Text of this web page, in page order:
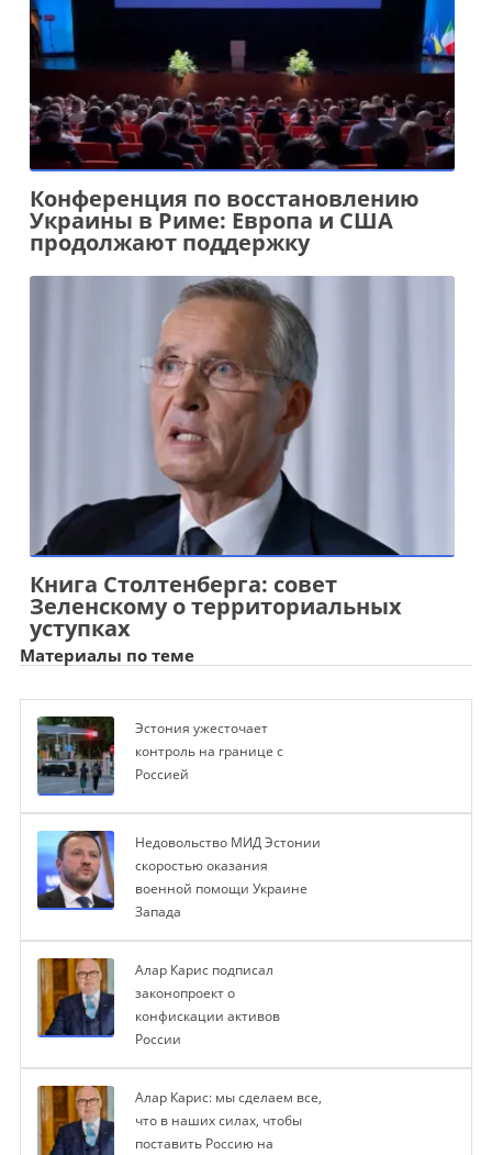
Конференция по восстановлению
Украины в Риме: Европа и США
продолжают поддержку
Книга Столтенберга: совет
Зеленскому о территориальных
уступках
Материалы по теме
Эстония ужесточает
контроль на границе с
Россией
Недовольство МИД Эстонии
скоростью оказания
военной помощи Украине
Запада
Алар Карис подписал
законопроект о
конфискации активов
России
Алар Карис: мы сделаем все,
что в наших силах, чтобы
поставить Россию на